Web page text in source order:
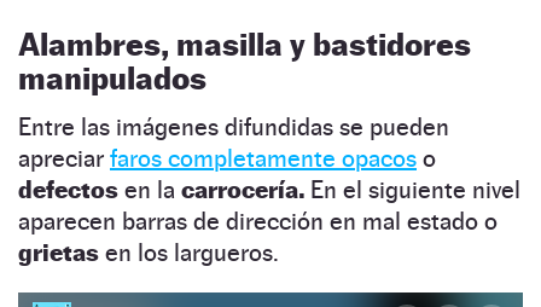
Alambres, masilla y bastidores
manipulados
Entre las imágenes difundidas se pueden
apreciar faros completamente opacos o
defectos en la carrocería. En el siguiente nivel
aparecen barras de dirección en mal estado o
grietas en los largueros.